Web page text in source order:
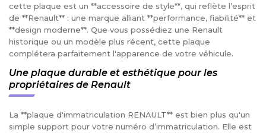
cette plaque est un **accessoire de style**, qui reflète l’esprit
de **Renault** : une marque alliant **performance, fiabilité** et
**design moderne**. Que vous possédiez une Renault
historique ou un modèle plus récent, cette plaque
complétera parfaitement l'apparence de votre véhicule.
Une plaque durable et esthétique pour les
propriétaires de Renault
La **plaque d'immatriculation RENAULT** est bien plus qu'un
simple support pour votre numéro d’immatriculation. Elle est